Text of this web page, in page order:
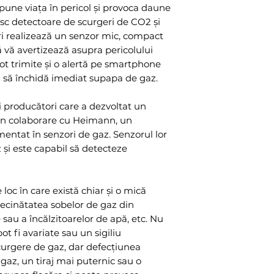
viața în pericol și provoca daune
detectoare de scurgeri de CO2 și
un senzor mic, compact
avertizează asupra pericolului
trimite și o alertă pe smartphone
închidă imediat supapa de gaz.
care a dezvoltat un
colaborare cu Heimann, un
în senzori de gaz. Senzorul lor
este capabil să detecteze
în care există chiar și o mică
sobelor de gaz din
a încălzitoarelor de apă, etc. Nu
fi avariate sau un sigiliu
de gaz, dar defecțiunea
un tiraj mai puternic sau o